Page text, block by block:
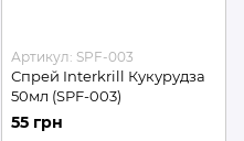
Артикул: SPF-003
Спрей Interkrill Кукурудза
50мл (SPF-003)
55 грн